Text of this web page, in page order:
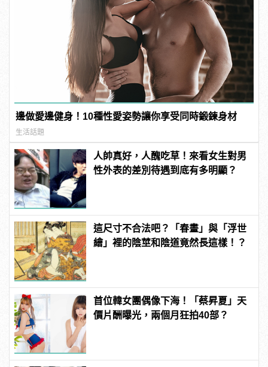
邊做愛邊健身！10種性愛姿勢讓你享受同時鍛鍊身材
生活話題
人帥真好，人醜吃草！來看女生對男
性外表的差別待遇到底有多明顯？
這尺寸不合法吧？「春畫」與「浮世
繪」裡的陰莖和陰道竟然長這樣！？
首位韓女團偶像下海！「蔡昇夏」天
價片酬曝光，兩個月狂拍40部？